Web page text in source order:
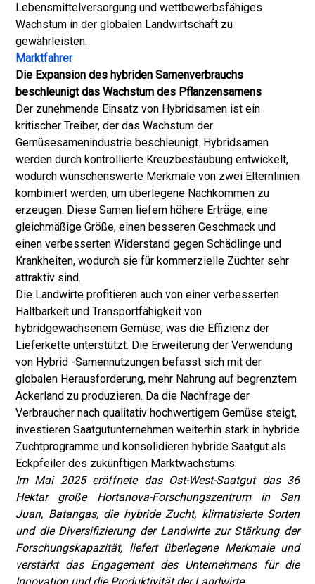
Lebensmittelversorgung und wettbewerbsfähiges
Wachstum in der globalen Landwirtschaft zu
gewährleisten.
Marktfahrer
Die Expansion des hybriden Samenverbrauchs
beschleunigt das Wachstum des Pflanzensamens
Der zunehmende Einsatz von Hybridsamen ist ein
kritischer Treiber, der das Wachstum der
Gemüsesamenindustrie beschleunigt. Hybridsamen
werden durch kontrollierte Kreuzbestäubung entwickelt,
wodurch wünschenswerte Merkmale von zwei Elternlinien
kombiniert werden, um überlegene Nachkommen zu
erzeugen. Diese Samen liefern höhere Erträge, eine
gleichmäßige Größe, einen besseren Geschmack und
einen verbesserten Widerstand gegen Schädlinge und
Krankheiten, wodurch sie für kommerzielle Züchter sehr
attraktiv sind.
Die Landwirte profitieren auch von einer verbesserten
Haltbarkeit und Transportfähigkeit von
hybridgewachsenem Gemüse, was die Effizienz der
Lieferkette unterstützt. Die Erweiterung der Verwendung
von Hybrid -Samennutzungen befasst sich mit der
globalen Herausforderung, mehr Nahrung auf begrenztem
Ackerland zu produzieren. Da die Nachfrage der
Verbraucher nach qualitativ hochwertigem Gemüse steigt,
investieren Saatgutunternehmen weiterhin stark in hybride
Zuchtprogramme und konsolidieren hybride Saatgut als
Eckpfeiler des zukünftigen Marktwachstums.
Im Mai 2025 eröffnete das Ost-West-Saatgut das 36
Hektar große Hortanova-Forschungszentrum in San
Juan, Batangas, die hybride Zucht, klimatisierte Sorten
und die Diversifizierung der Landwirte zur Stärkung der
Forschungskapazität, liefert überlegene Merkmale und
verstärkt das Engagement des Unternehmens für die